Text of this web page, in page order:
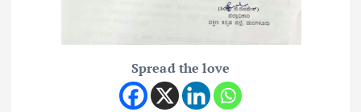
Spread the love